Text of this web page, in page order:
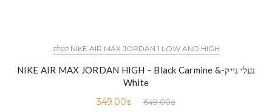
NIKE AIR MAX JORDAN 1 LOW AND HIGH קטלוג
נעלי נייק-NIKE AIR MAX JORDAN HIGH – Black Carmine &
White
649.00₪
349.00₪